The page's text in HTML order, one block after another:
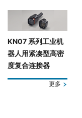
KN07 系列工业机
器人用紧凑型高密
度复合连接器
更多